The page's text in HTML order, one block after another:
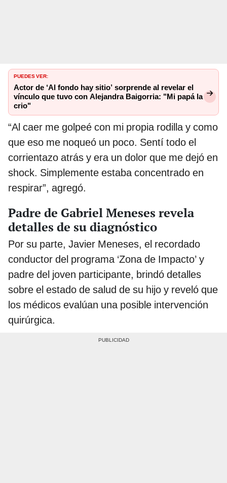
PUEDES VER:
Actor de ‘Al fondo hay sitio’ sorprende al revelar el
vínculo que tuvo con Alejandra Baigorria: "Mi papá la
crio"
“Al caer me golpeé con mi propia rodilla y como
que eso me noqueó un poco. Sentí todo el
corrientazo atrás y era un dolor que me dejó en
shock. Simplemente estaba concentrado en
respirar”, agregó.
Padre de Gabriel Meneses revela
detalles de su diagnóstico
Por su parte, Javier Meneses, el recordado
conductor del programa ‘Zona de Impacto’ y
padre del joven participante, brindó detalles
sobre el estado de salud de su hijo y reveló que
los médicos evalúan una posible intervención
quirúrgica.